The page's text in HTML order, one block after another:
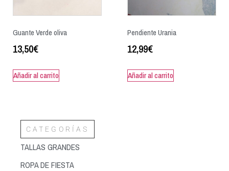
CATEGORÍAS
TALLAS GRANDES
ROPA DE FIESTA
Guante Verde oliva
13,50€
Añadir al carrito
Pendiente Urania
12,99€
Añadir al carrito